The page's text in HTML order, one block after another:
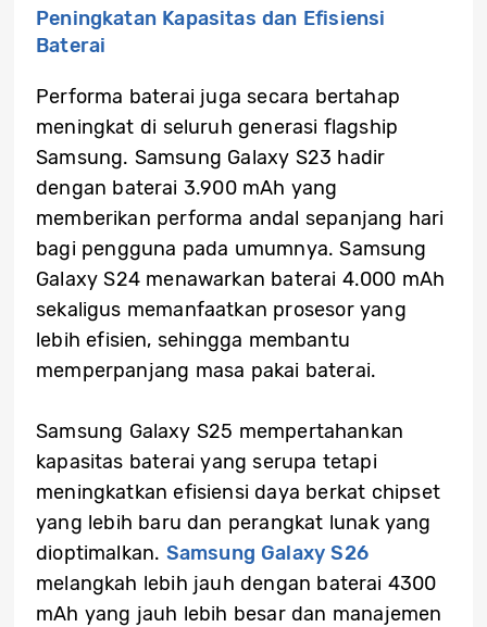
Peningkatan Kapasitas dan Efisiensi
Baterai
Performa baterai juga secara bertahap
meningkat di seluruh generasi flagship
Samsung. Samsung Galaxy S23 hadir
dengan baterai 3.900 mAh yang
memberikan performa andal sepanjang hari
bagi pengguna pada umumnya. Samsung
Galaxy S24 menawarkan baterai 4.000 mAh
sekaligus memanfaatkan prosesor yang
lebih efisien, sehingga membantu
memperpanjang masa pakai baterai.
Samsung Galaxy S25 mempertahankan
kapasitas baterai yang serupa tetapi
meningkatkan efisiensi daya berkat chipset
yang lebih baru dan perangkat lunak yang
dioptimalkan. Samsung Galaxy S26
melangkah lebih jauh dengan baterai 4300
mAh yang jauh lebih besar dan manajemen